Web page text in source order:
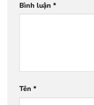
Bình luận *
Tên *